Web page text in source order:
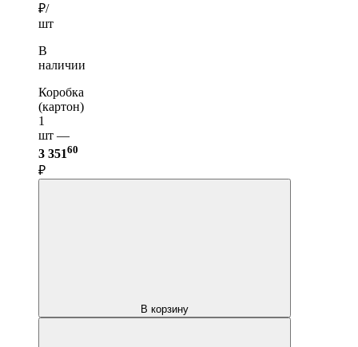
₽/
шт
В
наличии
Коробка
(картон)
1
шт —
3 35160
₽
В корзину